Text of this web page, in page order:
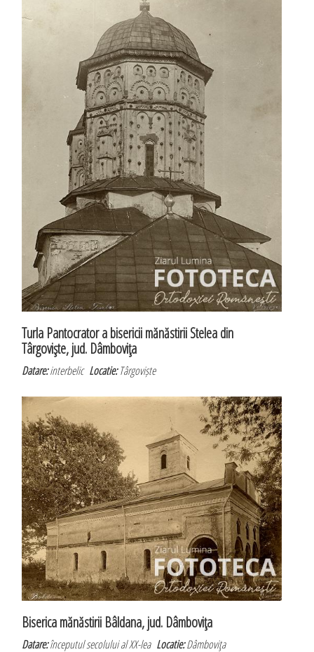
Turla Pantocrator a bisericii mănăstirii Stelea din
Târgovişte, jud. Dâmboviţa
Datare:interbelicLocatie:Târgoviște
Biserica mănăstirii Bâldana, jud. Dâmboviţa
Datare:începutul secolului al XX-leaLocatie:Dâmboviţa